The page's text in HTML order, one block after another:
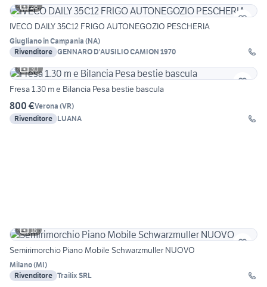
28
IVECO DAILY 35C12 FRIGO AUTONEGOZIO PESCHERIA
Giugliano in Campania (NA)
Rivenditore GENNARO D'AUSILIO CAMION 1970
30
Fresa 1.30 m e Bilancia Pesa bestie bascula
800 €Verona (VR)
Rivenditore LUANA
18
Semirimorchio Piano Mobile Schwarzmuller NUOVO
Milano(MI)
Rivenditore Trailix SRL